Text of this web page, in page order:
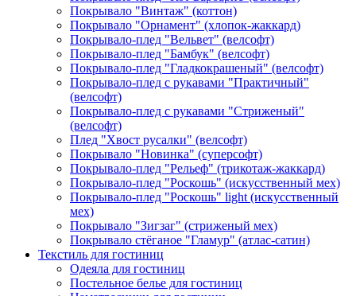
Покрывало "Винтаж" (коттон)
Покрывало "Орнамент" (хлопок-жаккард)
Покрывало-плед "Вельвет" (велсофт)
Покрывало-плед "Бамбук" (велсофт)
Покрывало-плед "Гладкокрашеный" (велсофт)
Покрывало-плед с рукавами "Практичный"
(велсофт)
Покрывало-плед с рукавами "Стриженый"
(велсофт)
Плед "Хвост русалки" (велсофт)
Покрывало "Новинка" (суперсофт)
Покрывало-плед "Рельеф" (трикотаж-жаккард)
Покрывало-плед "Роскошь" (искусственный мех)
Покрывало-плед "Роскошь" light (искусственный
мех)
Покрывало "Зигзаг" (стриженый мех)
Покрывало стёганое "Гламур" (атлас-сатин)
Текстиль для гостиниц
Одеяла для гостиниц
Постельное белье для гостиниц